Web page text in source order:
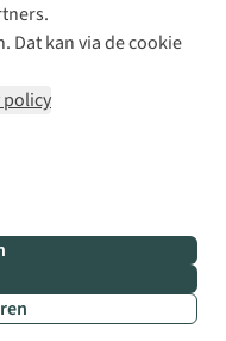
Dat kan via de cookie
policy
Bever
B.V.